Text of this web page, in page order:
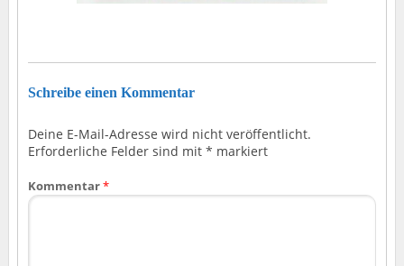
Schreibe einen Kommentar
Deine E-Mail-Adresse wird nicht veröffentlicht.
Erforderliche Felder sind mit * markiert
Kommentar*